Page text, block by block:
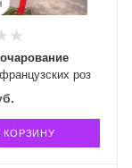
роз
КОРЗИНУ